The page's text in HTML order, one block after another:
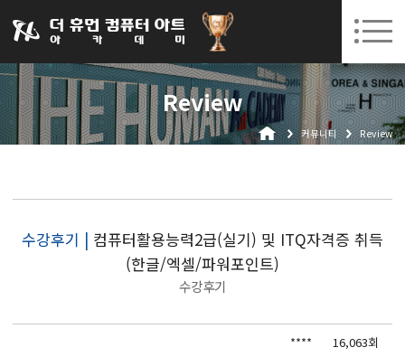
031-252-7277 수원캠퍼스 개강 08. 12.(수)
로그인 회원가입 고객센터
Review
커뮤니티 Review
수강후기 | 컴퓨터활용능력2급(실기) 및 ITQ자격증 취득
(한글/엑셀/파워포인트)
수강후기
**** 16,063회
아카데미소개
인사말
오시는길